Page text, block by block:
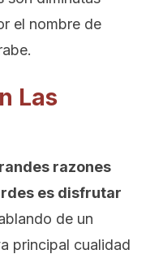
el nombre de
Las
razones
es disfrutar
de un
principal cualidad